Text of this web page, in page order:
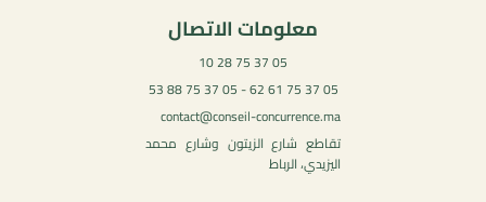
معلومات الاتصال
05 37 75 28 10
05 37 75 61 62 - 05 37 75 88 53
contact@conseil-concurrence.ma
تقاطع شارع الزيتون وشارع محمد
اليزيدي، الرباط